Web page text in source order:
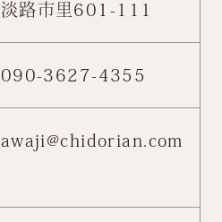
淡路市里601-111
090-3627-4355
awaji@chidorian.com